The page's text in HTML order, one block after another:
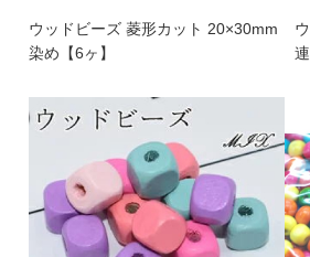
ウッドビーズ 菱形カット 20×30mm
染め【6ヶ】